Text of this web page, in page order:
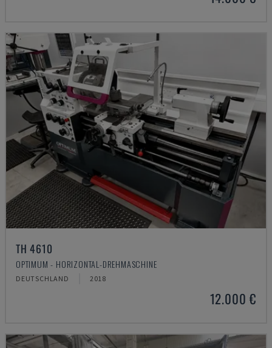
TH 4610
OPTIMUM - HORIZONTAL-DREHMASCHINE
DEUTSCHLAND 2018
12.000 €